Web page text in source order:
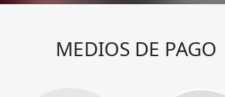
MEDIOS DE PAGO